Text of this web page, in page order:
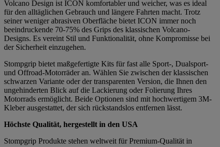
Volcano Design ist ICON komfortabler und weicher, was es ideal
für den alltäglichen Gebrauch und längere Fahrten macht. Trotz
seiner weniger abrasiven Oberfläche bietet ICON immer noch
beeindruckende 70-75% des Grips des klassischen Volcano-
Designs. Es vereint Stil und Funktionalität, ohne Kompromisse bei
der Sicherheit einzugehen.
Stompgrip bietet maßgefertigte Kits für fast alle Sport-, Dualsport-
und Offroad-Motorräder an. Wählen Sie zwischen der klassischen
schwarzen Variante oder der transparenten Version, die Ihnen den
ungehinderten Blick auf die Lackierung oder Folierung Ihres
Motorrads ermöglicht. Beide Optionen sind mit hochwertigem 3M-
Kleber ausgestattet, der sich rückstandslos entfernen lässt.
Höchste Qualität, hergestellt in den USA
Stompgrip Produkte stehen weltweit für Premium-Qualität in